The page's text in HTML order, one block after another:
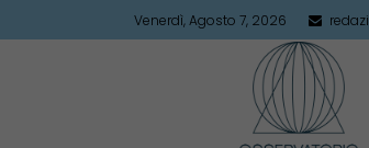
Venerdì, Agosto 7, 2026